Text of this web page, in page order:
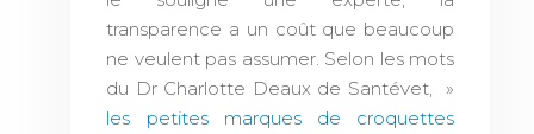
transparence a un coût que beaucoup
ne veulent pas assumer. Selon les mots
du Dr Charlotte Deaux de Santévet, »
les petites marques de croquettes